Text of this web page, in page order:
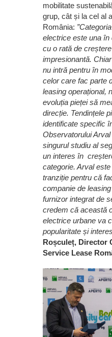
mobilitate
grup, cât și la cel al
România:
electrice este una în
cu o rată de
impresionantă.
nu intră pentru în
celor care fac parte
leasing operațional,
evoluția pieței să
direcție. Tendințele
identificate specific
Observatorului
singurul studiu al
un interes în
categorie. Arval
tranziție pentru că
companie de
furnizor integrat de
credem că această
electrice urbane va
popularitate și
Roșculeț, Director
Service Lease